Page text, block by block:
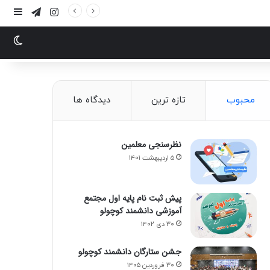
محبوب تازه ترین دیدگاه ها
نظرسنجی معلمین
۵ اردیبهشت ۱۴۰۱
پیش ثبت نام پایه اول مجتمع
آموزشی دانشمند کوچولو
۳۰ دی ۱۴۰۲
جشن ستارگان دانشمند کوچولو
۳۰ فروردین ۱۴۰۵